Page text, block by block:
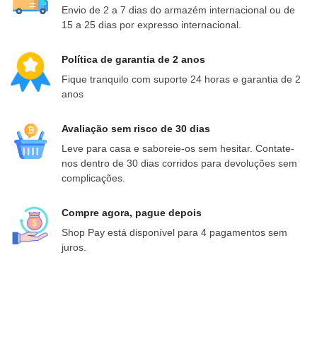
Envio de 2 a 7 dias do armazém internacional ou de
15 a 25 dias por expresso internacional.
Política de garantia de 2 anos
Fique tranquilo com suporte 24 horas e garantia de 2
anos
Avaliação sem risco de 30 dias
Leve para casa e saboreie-os sem hesitar. Contate-
nos dentro de 30 dias corridos para devoluções sem
complicações.
Compre agora, pague depois
Shop Pay está disponível para 4 pagamentos sem
juros.